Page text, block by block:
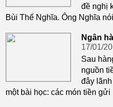
đề nghị
Bùi Thế Nghĩa. Ông Nghĩa
Ngân
17/01/
Sau
nguồn
đây
một bài học: các món tiền